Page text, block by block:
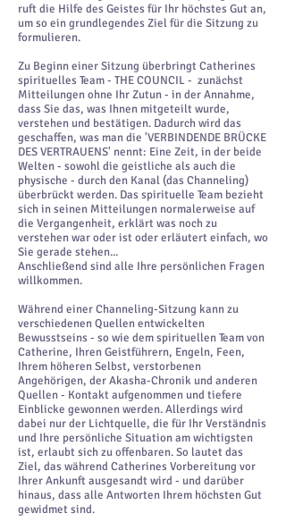
ruft die Hilfe des Geistes für Ihr höchstes Gut an,
um so ein grundlegendes Ziel für die Sitzung zu
formulieren.
Zu Beginn einer Sitzung überbringt Catherines
spirituelles Team - THE COUNCIL - zunächst
Mitteilungen ohne Ihr Zutun - in der Annahme,
dass Sie das, was Ihnen mitgeteilt wurde,
verstehen und bestätigen. Dadurch wird das
geschaffen, was man die 'VERBINDENDE BRÜCKE
DES VERTRAUENS' nennt: Eine Zeit, in der beide
Welten - sowohl die geistliche als auch die
physische - durch den Kanal (das Channeling)
überbrückt werden. Das spirituelle Team bezieht
sich in seinen Mitteilungen normalerweise auf
die Vergangenheit, erklärt was noch zu
verstehen war oder ist oder erläutert einfach, wo
Sie gerade stehen...
Anschließend sind alle Ihre persönlichen Fragen
willkommen.
Während einer Channeling-Sitzung kann zu
verschiedenen Quellen entwickelten
Bewusstseins - so wie dem spirituellen Team von
Catherine, Ihren Geistführern, Engeln, Feen,
Ihrem höheren Selbst, verstorbenen
Angehörigen, der Akasha-Chronik und anderen
Quellen - Kontakt aufgenommen und tiefere
Einblicke gewonnen werden. Allerdings wird
dabei nur der Lichtquelle, die für Ihr Verständnis
und Ihre persönliche Situation am wichtigsten
ist, erlaubt sich zu offenbaren. So lautet das
Ziel, das während Catherines Vorbereitung vor
Ihrer Ankunft ausgesandt wird - und darüber
hinaus, dass alle Antworten Ihrem höchsten Gut
gewidmet sind.